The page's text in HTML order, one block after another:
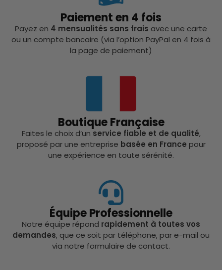
Paiement en 4 fois
Payez en 4 mensualités sans frais avec une carte
ou un compte bancaire (via l’option PayPal en 4 fois à
la page de paiement)
Boutique Française
Faites le choix d’un service fiable et de qualité,
proposé par une entreprise basée en France pour
une expérience en toute sérénité.
Équipe Professionnelle
Notre équipe répond rapidement à toutes vos
demandes, que ce soit par téléphone, par e-mail ou
via notre formulaire de contact.